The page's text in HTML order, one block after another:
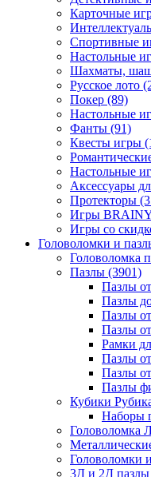
Карточные
Спортивные
Настольные
Шахматы,
Русское лото
Покер (89)
Настольные
Фанты (91)
Квесты игры
Настольные
Аксессуары
Протекторы
Игры
Игры со
Головоломки и
Головоломка
Пазлы (3901)
Пазлы
Пазлы
Пазлы
Пазлы
Рамки
Пазлы
Пазлы
Пазлы
Кубики
Наборы
Головоломка
Головоломки
3Д и 2Д пазлы